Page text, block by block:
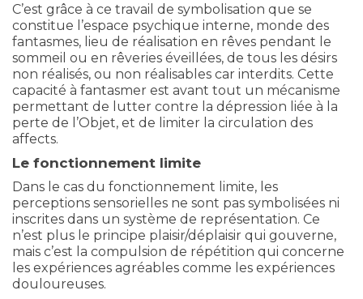
C’est grâce à ce travail de symbolisation que se
constitue l’espace psychique interne, monde des
fantasmes, lieu de réalisation en rêves pendant le
sommeil ou en rêveries éveillées, de tous les désirs
non réalisés, ou non réalisables car interdits. Cette
capacité à fantasmer est avant tout un mécanisme
permettant de lutter contre la dépression liée à la
perte de l’Objet, et de limiter la circulation des
affects.
Le fonctionnement limite
Dans le cas du fonctionnement limite, les
perceptions sensorielles ne sont pas symbolisées ni
inscrites dans un système de représentation. Ce
n’est plus le principe plaisir/déplaisir qui gouverne,
mais c’est la compulsion de répétition qui concerne
les expériences agréables comme les expériences
douloureuses.